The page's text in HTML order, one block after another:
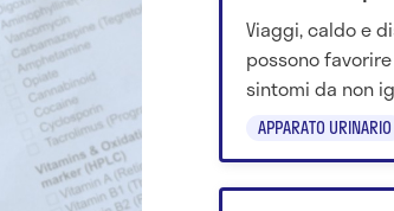
APPARATO URINARIO
Viaggi, caldo e
possono
sintomi da non
prevenirla e